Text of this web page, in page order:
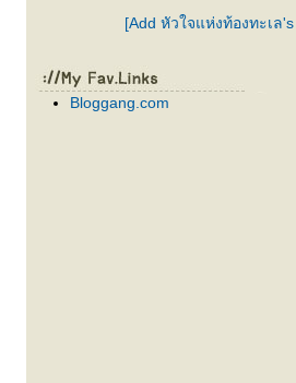
[Add หัวใจแห่งท้องทะเล
Bloggang.com